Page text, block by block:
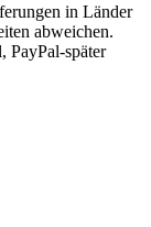
in Länder
abweichen.
PayPal-später